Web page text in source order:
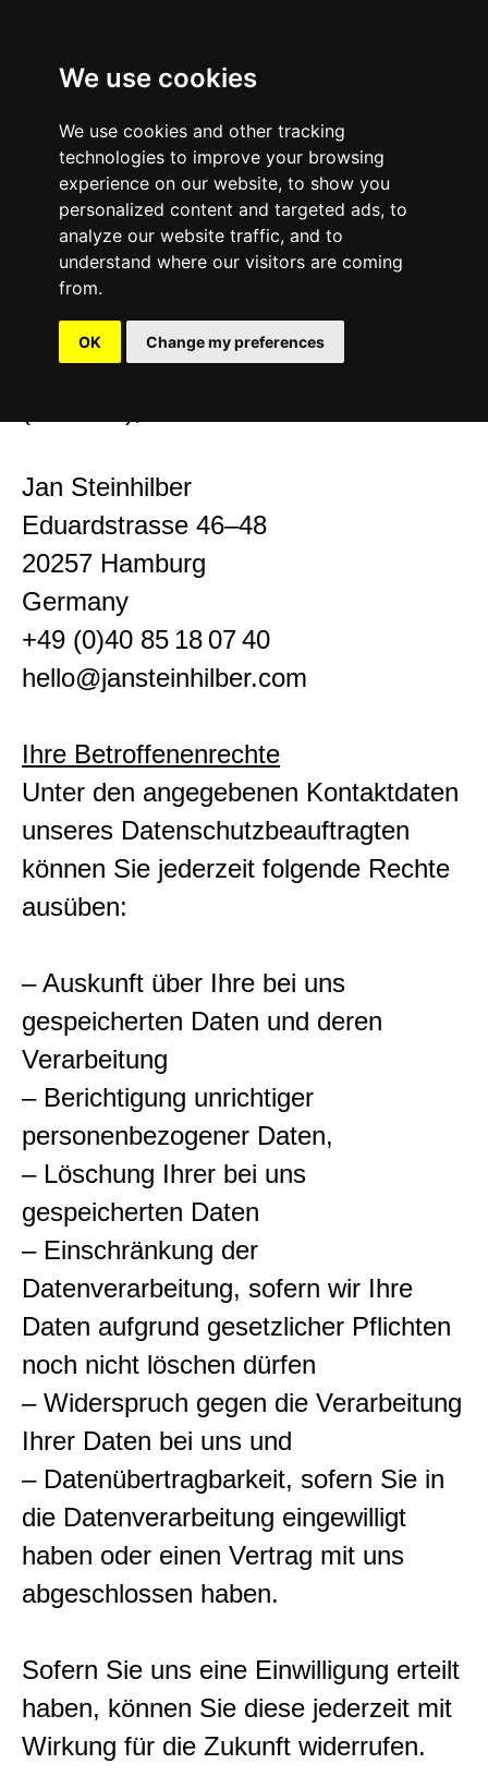
We use cookies
We use cookies and other tracking
technologies to improve your browsing
experience on our website, to show you
personalized content and targeted ads, to
analyze our website traffic, and to
understand where our visitors are coming
from.
OK Change my preferences
Privacy Police
Verantwortliche Stelle im Sinne der
Datenschutzgesetze, insbesondere
der EU Datenschutzgrundverordnung
Jan Steinhilber
Eduardstrasse 46–48
20257 Hamburg
Germany
+49 (0)40 85 18 07 40
hello@jansteinhilber.com
Ihre Betroffenenrechte
Unter den angegebenen Kontaktdaten
unseres Datenschutzbeauftragten
können Sie jederzeit folgende Rechte
ausüben:
– Auskunft über Ihre bei uns
gespeicherten Daten und deren
Verarbeitung
– Berichtigung unrichtiger
personenbezogener Daten,
– Löschung Ihrer bei uns
gespeicherten Daten
– Einschränkung der
Datenverarbeitung, sofern wir Ihre
Daten aufgrund gesetzlicher Pflichten
noch nicht löschen dürfen
– Widerspruch gegen die Verarbeitung
Ihrer Daten bei uns und
– Datenübertragbarkeit, sofern Sie in
die Datenverarbeitung eingewilligt
haben oder einen Vertrag mit uns
abgeschlossen haben.
Sofern Sie uns eine Einwilligung erteilt
haben, können Sie diese jederzeit mit
Wirkung für die Zukunft widerrufen.